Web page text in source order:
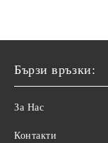
Бързи връзки:
За Нас
Контакти